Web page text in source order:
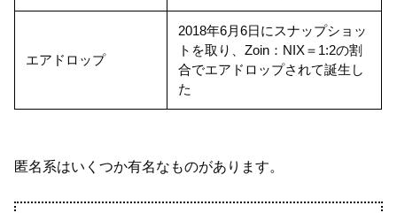
エアドロップ
2018年6月6日にスナップショッ
トを取り、Zoin：NIX＝1:2の割
合でエアドロップされて誕生し
た
匿名系はいくつか有名なものがあります。